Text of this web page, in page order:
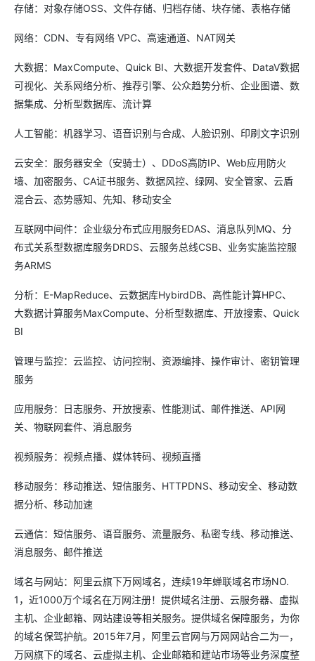
存储：对象存储OSS、文件存储、归档存储、块存储、表格存储
网络：CDN、专有网络 VPC、高速通道、NAT网关
大数据：MaxCompute、Quick BI、大数据开发套件、DataV数据
可视化、关系网络分析、推荐引擎、公众趋势分析、企业图谱、数
据集成、分析型数据库、流计算
人工智能：机器学习、语音识别与合成、人脸识别、印刷文字识别
云安全：服务器安全（安骑士）、DDoS高防IP、Web应用防火
墙、加密服务、CA证书服务、数据风控、绿网、安全管家、云盾
混合云、态势感知、先知、移动安全
互联网中间件：企业级分布式应用服务EDAS、消息队列MQ、分
布式关系型数据库服务DRDS、云服务总线CSB、业务实施监控服
务ARMS
分析：E-MapReduce、云数据库HybirdDB、高性能计算HPC、
大数据计算服务MaxCompute、分析型数据库、开放搜索、Quick
BI
管理与监控：云监控、访问控制、资源编排、操作审计、密钥管理
服务
应用服务：日志服务、开放搜索、性能测试、邮件推送、API网
关、物联网套件、消息服务
视频服务：视频点播、媒体转码、视频直播
移动服务：移动推送、短信服务、HTTPDNS、移动安全、移动数
据分析、移动加速
云通信：短信服务、语音服务、流量服务、私密专线、移动推送、
消息服务、邮件推送
域名与网站：阿里云旗下万网域名，连续19年蝉联域名市场NO.
1，近1000万个域名在万网注册！提供域名注册、云服务器、虚拟
主机、企业邮箱、网站建设等相关服务。提供域名保障服务，为你
的域名保驾护航。2015年7月，阿里云官网与万网网站合二为一，
万网旗下的域名、云虚拟主机、企业邮箱和建站市场等业务深度整